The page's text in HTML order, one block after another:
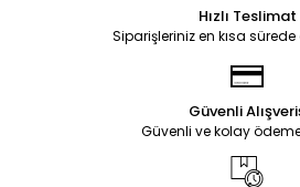
Hızlı Teslimat
Siparişleriniz en kısa sürede
Güvenli
Güvenli ve kolay